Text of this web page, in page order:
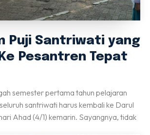
Puji Santriwati yang
Pesantren Tepat
semester pertama tahun pelajaran
santriwati harus kembali ke Darul
Ahad (4/1) kemarin. Sayangnya, tidak